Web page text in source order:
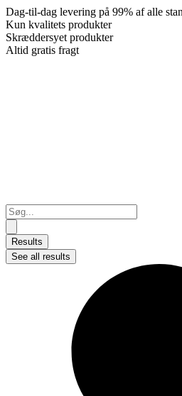
Dag-til-dag levering på 99% af alle
Kun kvalitets produkter
Skræddersyet produkter
Altid gratis fragt
Search
...
Results
See all results